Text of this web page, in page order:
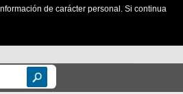
de carácter personal. Si continua